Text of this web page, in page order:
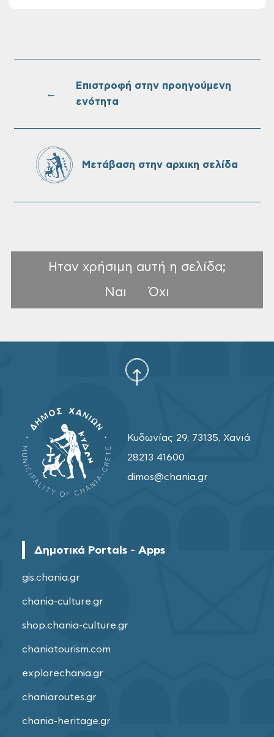
Επαναλειτουργία του συστήματος
Ονουφρίου
Πίνακες Κατάταξης & Βαθμολογίας,
Δήμου Χανίων
←
Επιστροφή στην προηγούμενη
ενότητα
Μετάβαση στην αρχικη σελίδα
Ηταν χρήσιμη αυτή η σελίδα;
Ναι
Όχι
Κυδωνίας 29, 73135, Χανιά
28213 41600
dimos@chania.gr
Δημοτικά Portals - Apps
gis.chania.gr
chania-culture.gr
shop.chania-culture.gr
chaniatourism.com
explorechania.gr
chaniaroutes.gr
chania-heritage.gr